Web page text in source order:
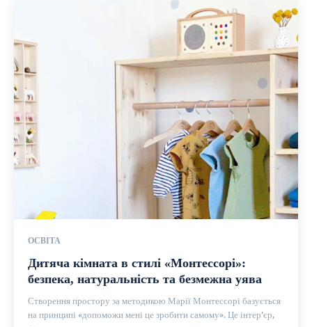
ОСВІТА
Дитяча кімната в стилі «Монтессорі»:
безпека, натуральність та безмежна уява
Створення простору за методикою Марії Монтессорі базується
на принципі «допоможи мені це зробити самому». Це інтер’єр,